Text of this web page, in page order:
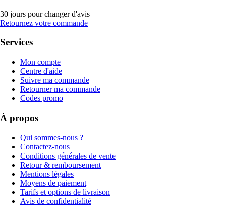
30 jours pour changer d'avis
Retournez votre commande
Services
Mon compte
Centre d'aide
Suivre ma commande
Retourner ma commande
Codes promo
À propos
Qui sommes-nous ?
Contactez-nous
Conditions générales de vente
Retour & remboursement
Mentions légales
Moyens de paiement
Tarifs et options de livraison
Avis de confidentialité